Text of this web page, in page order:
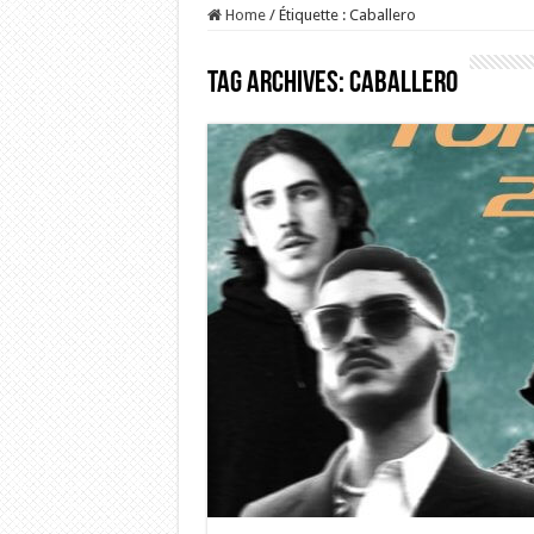
Home / Étiquette : Caballero
Tag Archives:Caballero